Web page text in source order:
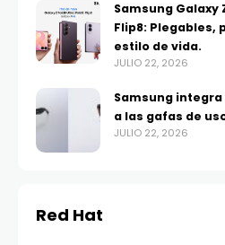
Samsung Galaxy
Flip8: Plegables,
estilo de vida.
JULIO 22, 2026
Samsung
a las gafas de
JULIO 22, 2026
Red Hat